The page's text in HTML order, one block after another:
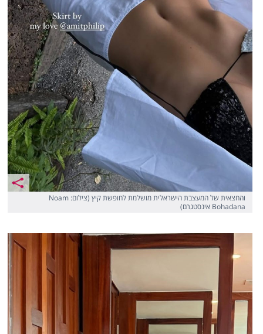
והחצאית של המעצבת הישראלית מושלמת לחופשת קיץ (צילום: Noam
Bohadana אינסטגרם)